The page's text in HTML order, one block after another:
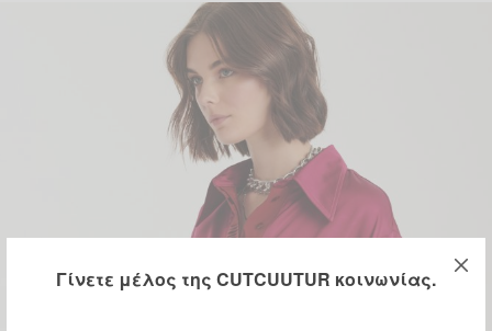
Γίνετε μέλος της CUTCUUTUR κοινωνίας.